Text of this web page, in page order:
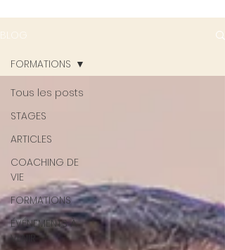
BLOG
Tous les posts
STAGES
ARTICLES
COACHING DE
VIE
FORMATIONS
ÉVÉNEMENTS À
VENIR
FORMATIONS